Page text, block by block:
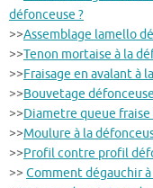
défonceuse ?
>>Assemblage lamello
>>Tenon mortaise à la
>>Fraisage en avalant à
>>Bouvetage défonceuse
>>Diametre queue
>>Moulure à la
>>Profil contre profil
>> Comment dégauchir